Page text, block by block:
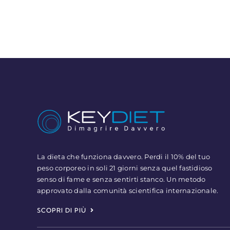
La dieta che funziona davvero. Perdi il 10% del tuo
peso corporeo in soli 21 giorni senza quel fastidioso
senso di fame e senza sentirti stanco. Un metodo
approvato dalla comunità scientifica internazionale.
SCOPRI DI PIÙ